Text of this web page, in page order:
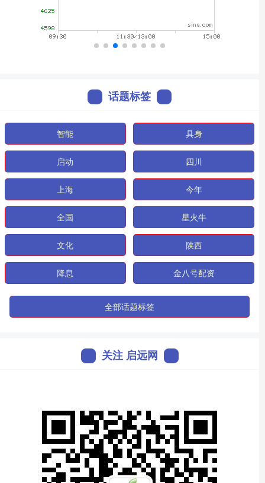
话题标签
智能 具身
启动 四川
上海 今年
全国 星火牛
文化 陕西
降息 金八号配资
全部话题标签
关注 启远网